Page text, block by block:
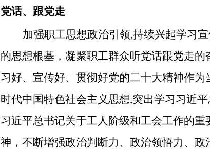
党话、跟党走
加强职工思想政治引领,持续兴起学习
的思想根基，凝聚职工群众听党话跟党走
习好、宣传好、贯彻好党的二十大精神作
时代中国特色社会主义思想,突出学习习近
习近平总书记关于工人阶级和工会工作的
神，不断增强政治判断力、政治领悟力、